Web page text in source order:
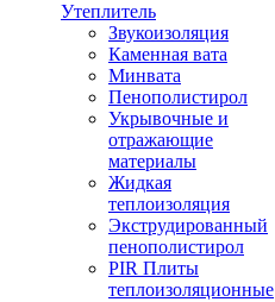
Утеплитель
Звукоизоляция
Каменная вата
Минвата
Пенополистирол
Укрывочные и
отражающие
материалы
Жидкая
теплоизоляция
Экструдированный
пенополистирол
PIR Плиты
теплоизоляционные